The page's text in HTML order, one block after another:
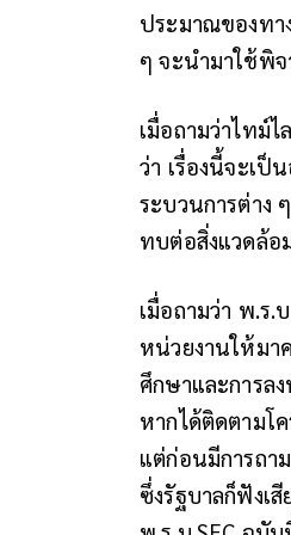
ประมาณของทา
ๆ จะนำมาใช้พิ
เมื่อถามว่าไทม์
ว่า เรื่องนี้จะเป็
ระบวนการต่าง
ทบต่อสิ่งแวดล้
เมื่อถามว่า พ.ร.
หน่วยงานให้มา
ศึกษาและการล
หากได้ติดตามโ
แต่ก่อนมีการถา
ซึ่งรัฐบาลก็ฟังเ